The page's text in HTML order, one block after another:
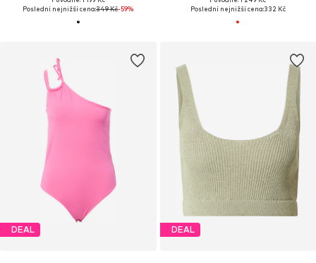
Poslední nejnižší cena:349 Kč-59%
Poslední nejnižší cena:332 Kč
DEAL DEAL